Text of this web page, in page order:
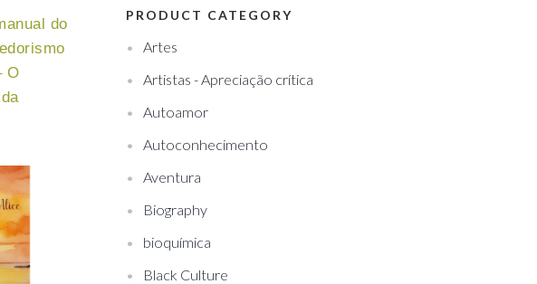
do
O
PRODUCT CATEGORY
Artes
Artistas - Apreciação crítica
Autoamor
Autoconhecimento
Aventura
Biography
bioquímica
Black Culture